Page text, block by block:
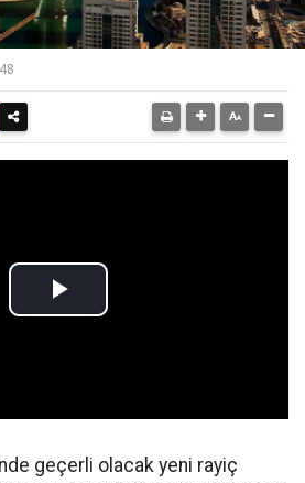
geçerli olacak yeni rayiç